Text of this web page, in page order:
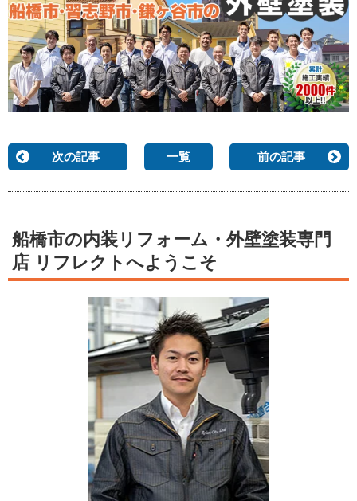
次の記事 一覧 前の記事
船橋市の内装リフォーム・外壁塗装専門
店 リフレクトへようこそ